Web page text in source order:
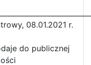
08.01.2021 r.
do publicznej